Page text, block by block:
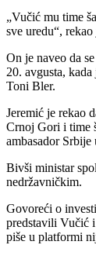
„Vučić mu time
sve uredu“, rekao
On je naveo da
20. avgusta,
Toni Bler.
Jeremić je rekao
Crnoj Gori i time
ambasador
Bivši ministar
nedržavničkim.
Govoreći o
predstavili Vučić
piše u platformi